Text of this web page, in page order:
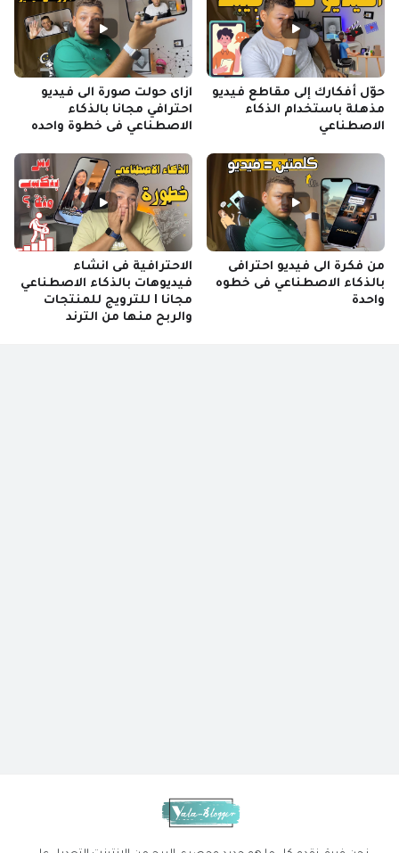
حوّل أفكارك إلى مقاطع فيديو
مذهلة باستخدام الذكاء
الاصطناعي
ازاى حولت صورة الى فيديو
احترافي مجانا بالذكاء
الاصطناعي فى خطوة واحده
من فكرة الى فيديو احترافى
بالذكاء الاصطناعي فى خطوه
واحدة
الاحترافية فى انشاء
فيديوهات بالذكاء الاصطناعي
مجانا I للترويج للمنتجات
والربح منها من الترند